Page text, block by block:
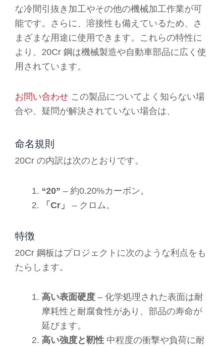
な冷間引抜き加工やその他の機械加工作業が可
能です。さらに、溶接性も備えているため、さ
まざまな用途に使用できます。これらの特性に
より、20Cr 鋼は機械製造や自動車部品に広く使
用されています。
お問い合わせ この製品についてよく知らない場
合や、疑問が解決されていない場合は、
命名規則
20Cr の内訳は次のとおりです。
“20” – 約0.20%カーボン。
「Cr」
– クロム。
特徴
20Cr 鋼板はプロジェクトに次のような利点をも
たらします。
高い表面硬度 – 化学処理された表面は耐
摩耗性と耐腐食性があり、部品の寿命が
延びます。
高い強度と靭性 中程度の衝撃や負荷に耐